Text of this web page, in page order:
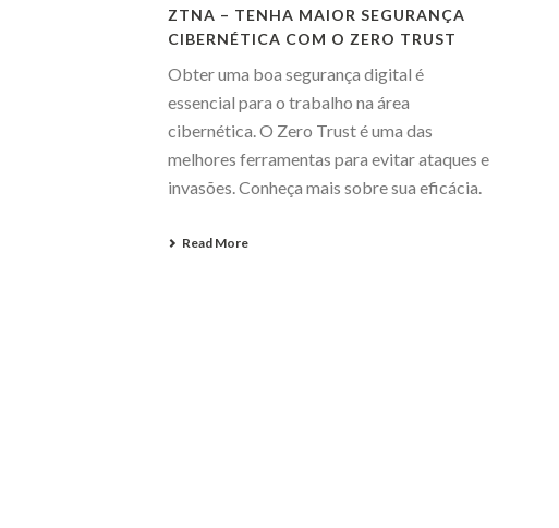
ZTNA – TENHA MAIOR SEGURANÇA
CIBERNÉTICA COM O ZERO TRUST
Obter uma boa segurança digital é
essencial para o trabalho na área
cibernética. O Zero Trust é uma das
melhores ferramentas para evitar ataques e
invasões. Conheça mais sobre sua eficácia.
Read More